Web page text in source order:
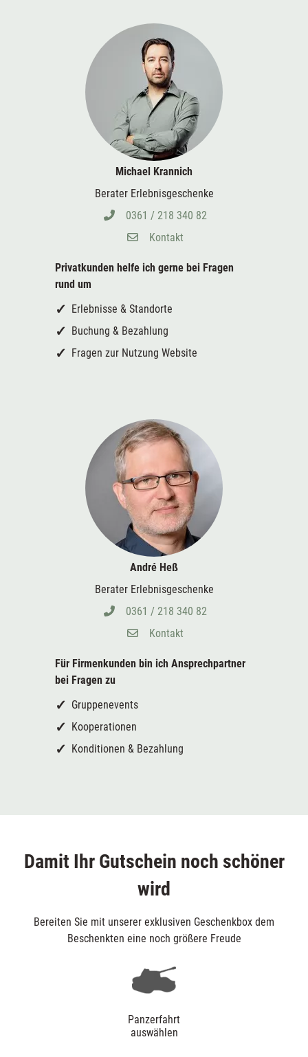
Michael Krannich
Berater Erlebnisgeschenke
0361 / 218 340 82
Kontakt
Privatkunden helfe ich gerne bei Fragen
rund um
Erlebnisse & Standorte
Buchung & Bezahlung
Fragen zur Nutzung Website
André Heß
Berater Erlebnisgeschenke
0361 / 218 340 82
Kontakt
Für Firmenkunden bin ich Ansprechpartner
bei Fragen zu
Gruppenevents
Kooperationen
Konditionen & Bezahlung
Damit Ihr Gutschein noch schöner
wird
Bereiten Sie mit unserer exklusiven Geschenkbox dem
Beschenkten eine noch größere Freude
Panzerfahrt
auswählen